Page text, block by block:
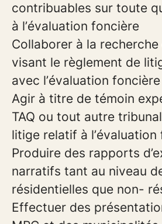
contribuables sur toute
à l’évaluation foncière
Collaborer à la
visant le règlement de
avec l’évaluation foncière
Agir à titre de témoin
TAQ ou tout autre
litige relatif à l’évaluation
Produire des rapports
narratifs tant au niveau
résidentielles que non-
Effectuer des